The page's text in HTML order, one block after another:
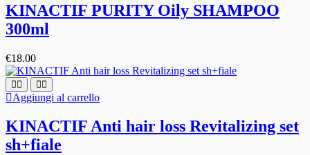
KINACTIF PURITY Oily SHAMPOO
300ml
€18.00
Aggiungi al carrello
KINACTIF Anti hair loss Revitalizing set
sh+fiale